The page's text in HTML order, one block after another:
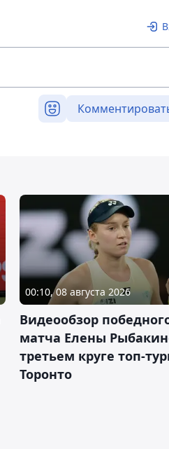
00:10, 08 августа 2026
Видеообзор
матча Елены
третьем круге топ-
Торонто